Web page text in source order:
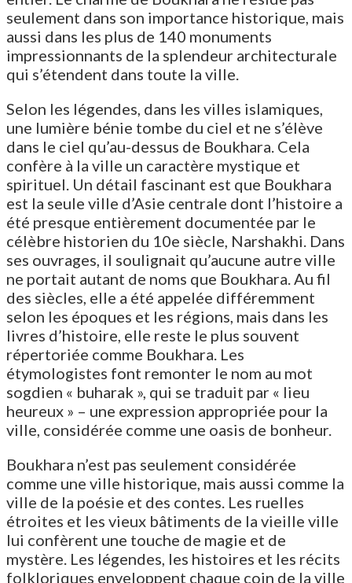
seulement dans son importance historique, mais
aussi dans les plus de 140 monuments
impressionnants de la splendeur architecturale
qui s’étendent dans toute la ville.
Selon les légendes, dans les villes islamiques,
une lumière bénie tombe du ciel et ne s’élève
dans le ciel qu’au-dessus de Boukhara. Cela
confère à la ville un caractère mystique et
spirituel. Un détail fascinant est que Boukhara
est la seule ville d’Asie centrale dont l’histoire a
été presque entièrement documentée par le
célèbre historien du 10e siècle, Narshakhi. Dans
ses ouvrages, il soulignait qu’aucune autre ville
ne portait autant de noms que Boukhara. Au fil
des siècles, elle a été appelée différemment
selon les époques et les régions, mais dans les
livres d’histoire, elle reste le plus souvent
répertoriée comme Boukhara. Les
étymologistes font remonter le nom au mot
sogdien « buharak », qui se traduit par « lieu
heureux » – une expression appropriée pour la
ville, considérée comme une oasis de bonheur.
Boukhara n’est pas seulement considérée
comme une ville historique, mais aussi comme la
ville de la poésie et des contes. Les ruelles
étroites et les vieux bâtiments de la vieille ville
lui confèrent une touche de magie et de
mystère. Les légendes, les histoires et les récits
folkloriques enveloppent chaque coin de la ville